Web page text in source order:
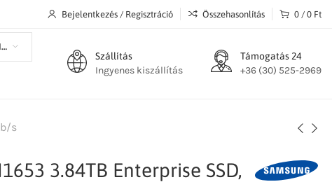
Bejelentkezés / Regisztráció Összehasonlítás 0 / 0 Ft
Kategória kiválasztása
Szállítás
Ingyenes kiszállítás
Támogatás 24
+36 (30) 525-2969
s
3.84TB Enterprise SSD,